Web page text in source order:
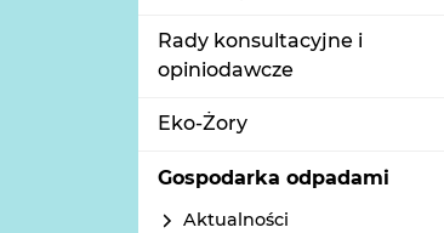
Rady konsultacyjne i
opiniodawcze
Eko-Żory
Gospodarka odpadami
Aktualności